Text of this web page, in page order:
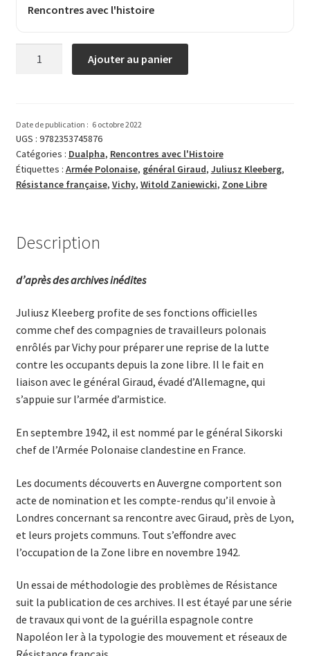
Rencontres avec l'histoire
clandestine
en
France
(1942)
Ajouter au panier
Date de publication : 6 octobre 2022
UGS : 9782353745876
Catégories : Dualpha, Rencontres avec l'Histoire
Étiquettes : Armée Polonaise, général Giraud, Juliusz Kleeberg,
Résistance française, Vichy, Witold Zaniewicki, Zone Libre
Description
d’après des archives inédites
Juliusz Kleeberg profite de ses fonctions officielles
comme chef des compagnies de travailleurs polonais
enrôlés par Vichy pour préparer une reprise de la lutte
contre les occupants depuis la zone libre. Il le fait en
liaison avec le général Giraud, évadé d’Allemagne, qui
s’appuie sur l’armée d’armistice.
En septembre 1942, il est nommé par le général Sikorski
chef de l’Armée Polonaise clandestine en France.
Les documents découverts en Auvergne comportent son
acte de nomination et les compte-rendus qu’il envoie à
Londres concernant sa rencontre avec Giraud, près de Lyon,
et leurs projets communs. Tout s’effondre avec
l’occupation de la Zone libre en novembre 1942.
Un essai de méthodologie des problèmes de Résistance
suit la publication de ces archives. Il est étayé par une série
de travaux qui vont de la guérilla espagnole contre
Napoléon Ier à la typologie des mouvement et réseaux de